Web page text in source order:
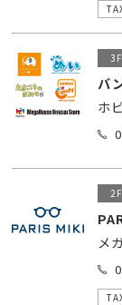
バ
ホ
メ